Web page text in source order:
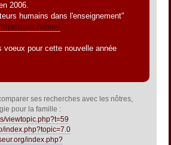
2006.
humains dans l'enseignement"
jacques.nimier/
voeux pour cette nouvelle année
ses recherches avec les nôtres,
pour la famille :
viewtopic.php?t=59
index.php?topic=7.0
index.php?